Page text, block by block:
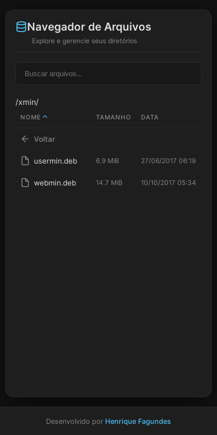
Navegador de Arquivos
Explore e gerencie seus diretórios
/xmin/
NOME TAMANHO DATA
Voltar
usermin.deb 6.9 MiB 27/06/2017 06:19
webmin.deb 14.7 MiB 10/10/2017 05:34
Desenvolvido por Henrique Fagundes